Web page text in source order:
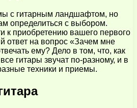
с гитарным ландшафтом, но
определиться с выбором.
к приобретению вашего первого
ответ на вопрос «Зачем мне
ему? Дело в том, что, как
гитары звучат по-разному, и в
техники и приемы.